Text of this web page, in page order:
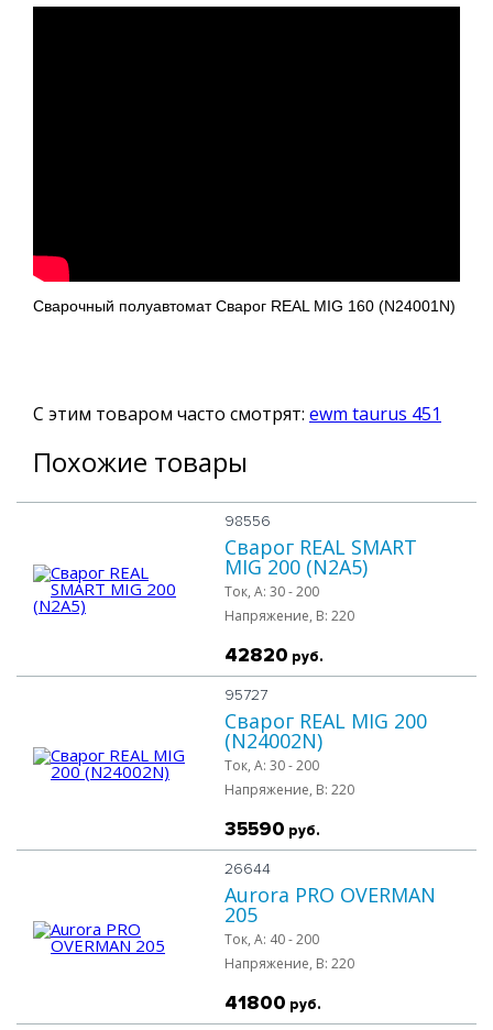
Сварочный полуавтомат Сварог REAL MIG 160 (N24001N)
С этим товаром часто смотрят: ewm taurus 451
Похожие товары
Сварог REAL SMART
MIG 200 (N2A5)
98556
Ток, A:30 - 200
Напряжение, B:220
42820 руб.
Сварог REAL MIG 200
(N24002N)
95727
Ток, A:30 - 200
Напряжение, B:220
35590 руб.
Aurora PRO OVERMAN
205
26644
Ток, A: 40 - 200
Напряжение, B:220
41800 руб.